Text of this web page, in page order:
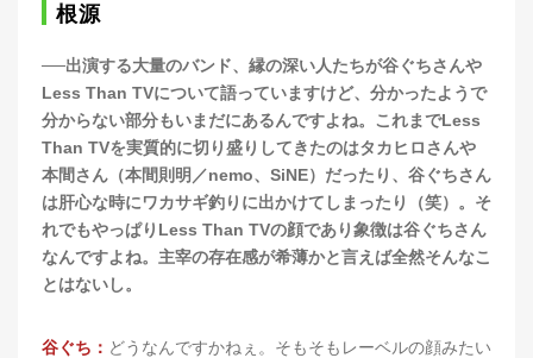
根源
──出演する大量のバンド、縁の深い人たちが谷ぐちさんや
Less Than TVについて語っていますけど、分かったようで
分からない部分もいまだにあるんですよね。これまでLess
Than TVを実質的に切り盛りしてきたのはタカヒロさんや
本間さん（本間則明／nemo、SiNE）だったり、谷ぐちさん
は肝心な時にワカサギ釣りに出かけてしまったり（笑）。そ
れでもやっぱりLess Than TVの顔であり象徴は谷ぐちさん
なんですよね。主宰の存在感が希薄かと言えば全然そんなこ
とはないし。
谷ぐち： どうなんですかねぇ。そもそもレーベルの顔みたい